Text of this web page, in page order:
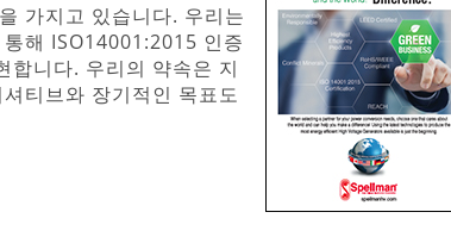
가지고 있습니다. 우리는
해 ISO14001:2015 인증
합니다. 우리의 약속은 지
티브와 장기적인 목표도